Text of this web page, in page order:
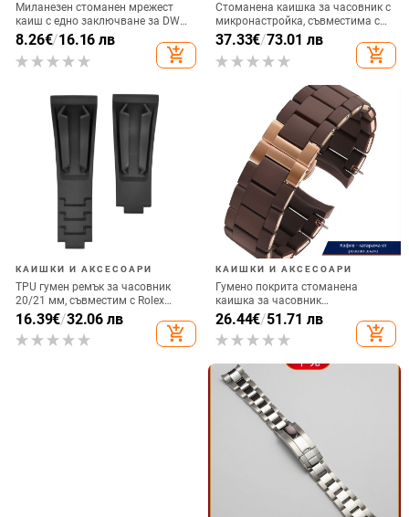
Миланезен стоманен мрежест
каиш с едно заключване за DW
Glory ES04 серия, съвместим с
часовници Samsung и Huawei
GT2
8.26€/16.16 лв
add_shopping_cart
Стоманена каишка за часовник с
микронастройка, съвместима с
Daytona и Submariner,
висококачествен петлинков
дизайн, персонализираема
37.33€/73.01 лв
add_shopping_cart
КАИШКИ И АКСЕСОАРИ
TPU гумен ремък за часовник
20/21 мм, съвместим с Rolex
Daytona Yacht-Master, мъжки
16.39€/32.06 лв
add_shopping_cart
КАИШКИ И АКСЕСОАРИ
Гумено покрита стоманена
каишка за часовник
AR5889/5890/5905/5920, 20/23
мм, унисекс
26.44€/51.71 лв
add_shopping_cart